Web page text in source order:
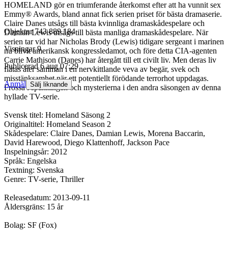
HOMELAND gör en triumferande återkomst efter att ha vunnit sex
Emmy® Awards, bland annat fick serien priset för bästa dramaserie.
Claire Danes utsågs till bästa kvinnliga dramaskådespelare och
Damian Lewis utsågs till bästa manliga dramaskådespelare. När
serien tar vid har Nicholas Brody (Lewis) tidigare sergeant i marinen
nu blivit amerikansk kongressledamot, och före detta CIA-agenten
Carrie Mathison (Danes) har återgått till ett civilt liv. Men deras liv
flätas åter samman i en nervkittlande veva av begär, svek och
misstänksamhet när ett potentiellt förödande terrorhot uppdagas.
Frossa i spänningen och mysterierna i den andra säsongen av denna
hyllade TV-serie.
Svensk titel: Homeland Säsong 2
Originaltitel: Homeland Season 2
Skådespelare: Claire Danes, Damian Lewis, Morena Baccarin,
David Harewood, Diego Klattenhoff, Jackson Pace
Inspelningsår: 2012
Språk: Engelska
Textning: Svenska
Genre: TV-serie, Thriller
Releasedatum: 2013-09-11
Åldersgräns: 15 år
Bolag: SF (Fox)
Objektnr 743 889 184
Visningar 9
Publicerad 6 aug 07:29
Anmäl Sälj liknande